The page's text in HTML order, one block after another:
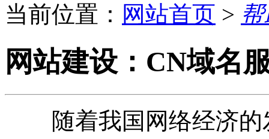
当前位置： 网站首页 >
网站建设：CN域名
随着我国网络经济的